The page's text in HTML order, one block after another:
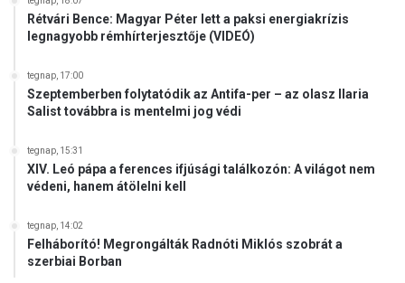
Rétvári Bence: Magyar Péter lett a paksi energiakrízis
legnagyobb rémhírterjesztője (VIDEÓ)
tegnap, 17:00
Szeptemberben folytatódik az Antifa-per – az olasz Ilaria
Salist továbbra is mentelmi jog védi
tegnap, 15:31
XIV. Leó pápa a ferences ifjúsági találkozón: A világot nem
védeni, hanem átölelni kell
tegnap, 14:02
Felháborító! Megrongálták Radnóti Miklós szobrát a
szerbiai Borban